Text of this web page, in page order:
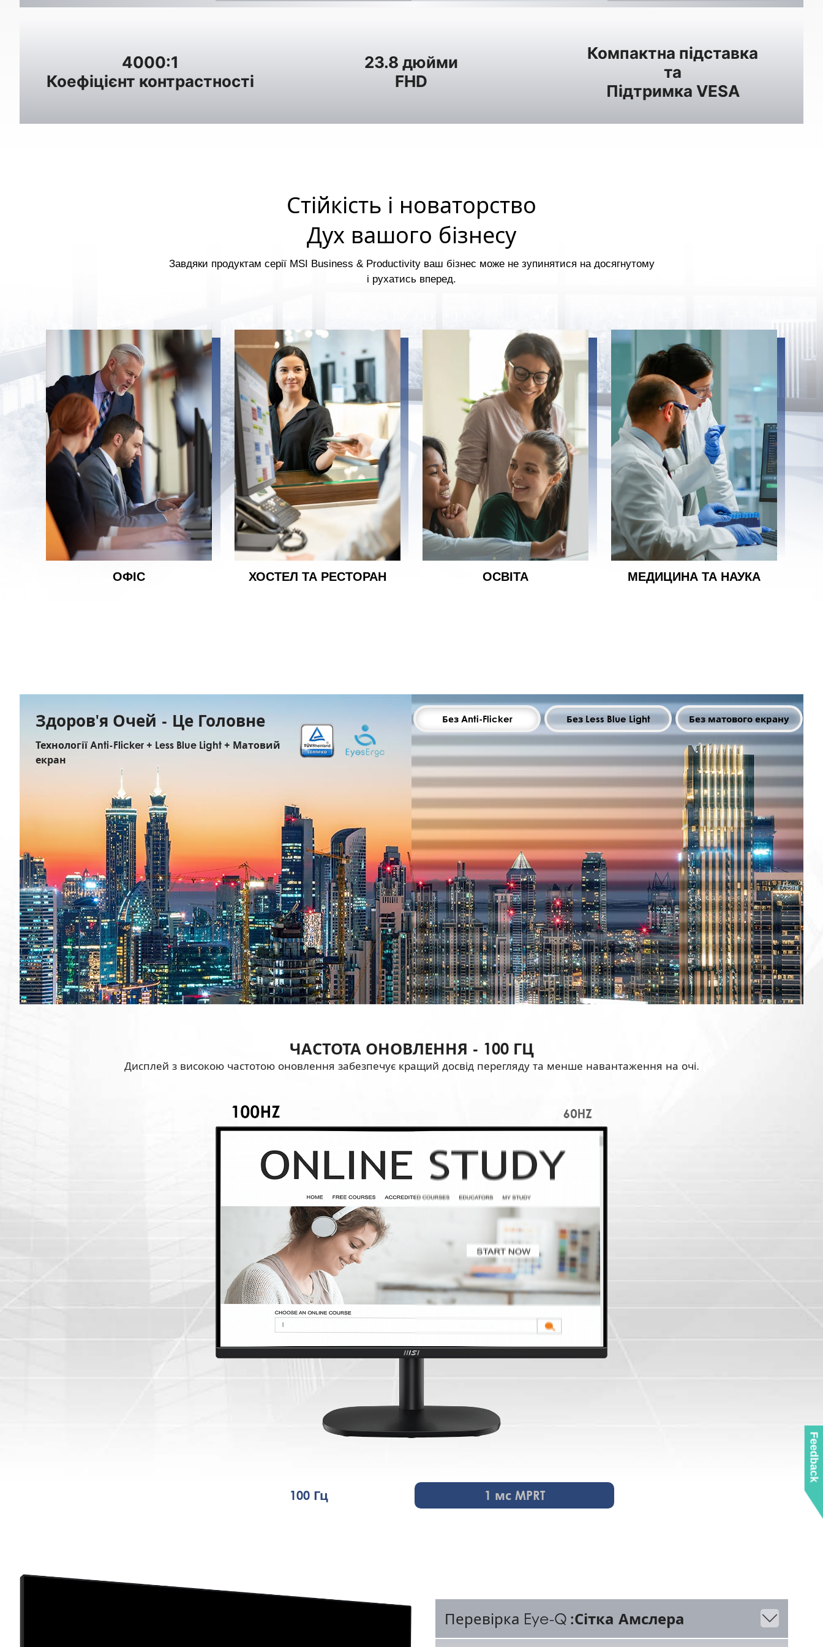
4000:1
Коефіцієнт контрастності
23.8 дюйми
FHD
Компактна підставка
та
Підтримка VESA
Стійкість і новаторство
Дух вашого бізнесу
Завдяки продуктам серії MSI Business & Productivity ваш бізнес може не зупинятися на досягнутому
і рухатись вперед.
ОФІС ХОСТЕЛ ТА РЕСТОРАН ОСВІТА МЕДИЦИНА ТА НАУКА
Здоров'я Очей - Це Головне
Технології Anti-Flicker + Less Blue Light + Матовий
екран
Без Anti-Flicker Без Less Blue Light Без матового екрану
ЧАСТОТА ОНОВЛЕННЯ - 100 ГЦ
Дисплей з високою частотою оновлення забезпечує кращий досвід перегляду та менше навантаження на очі.
100 Гц 1 мс MPRT
Перевірка Eye-Q :Сітка Амслера
Feedback